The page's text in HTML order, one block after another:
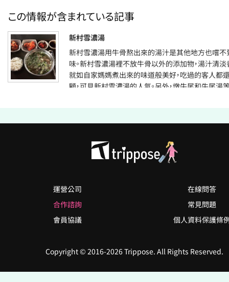
この情報が含まれている記事
新村雪濃湯
新村雪濃湯用牛骨熬出來的湯汁是其他地方也嚐不
味。新村雪濃湯裡不放牛骨以外的添加物，湯汁清淡
就如自家媽媽煮出來的味道般美好，吃過的客人都
顧，可見新村雪濃湯的人氣。另外，燉牛尾和牛尾湯
運營公司
合作諮詢
會員協議
在線問答
常見問題
個人資料保護條
Copyright © 2016-2026 Trippose. All Rights Reserved.